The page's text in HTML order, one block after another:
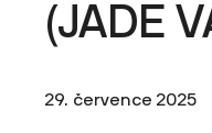
(JADE
29. července 2025